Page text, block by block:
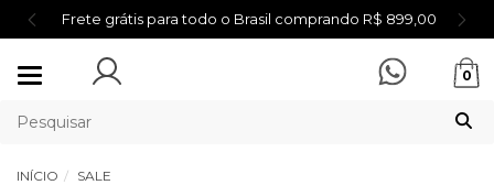
Frete grátis para todo o Brasil comprando R$ 899,00
Mudar
0
INÍCIO SALE